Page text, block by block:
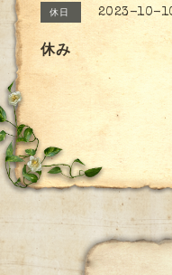
休日 2023-10-
休み